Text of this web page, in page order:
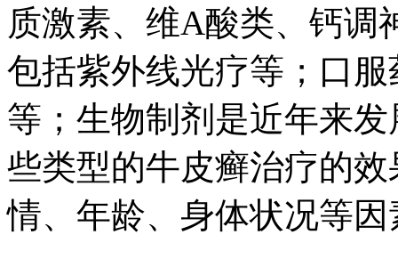
质激素、维A酸类、钙调
包括紫外线光疗等；口
等；生物制剂是近年来
些类型的牛皮癣治疗的
情、年龄、身体状况等